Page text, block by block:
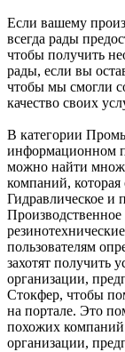
Если вашему
всегда рады
чтобы получить
рады, если вы
чтобы мы смогли
качество своих
В категории
информационном
можно найти
компаний, которая
Гидравлическое и
пользователям
захотят получить
организации,
Стокфер, чтобы
на портале. Это
похожих
организации,